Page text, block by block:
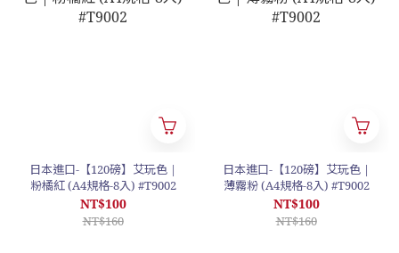
日本進口-【120磅】艾玩色 |
粉橘紅 (A4規格-8入) #T9002
NT$100
NT$160
日本進口-【120磅】艾玩色 |
薄霧粉 (A4規格-8入) #T9002
NT$100
NT$160